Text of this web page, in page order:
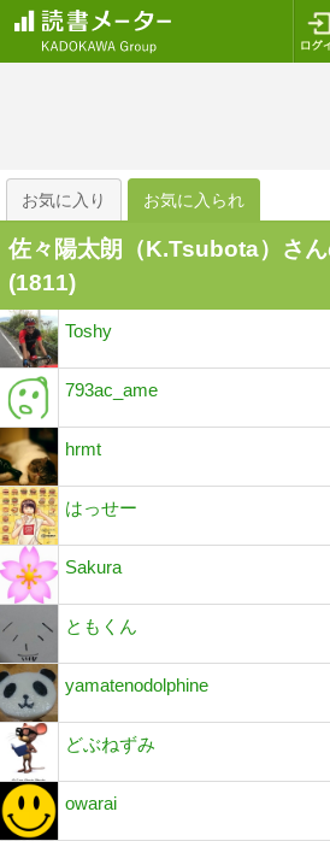
お気に入り お気に入られ
佐々陽太朗（K.Tsubota）さ
(1811)
Toshy
793ac_ame
hrmt
はっせー
Sakura
ともくん
yamatenodolphine
どぶねずみ
owarai